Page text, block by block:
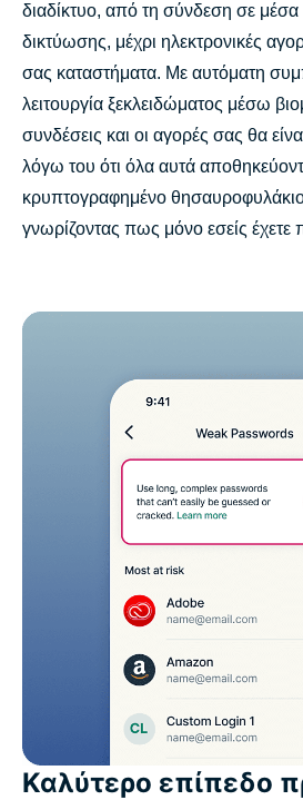
διαδίκτυο, από τη σύνδεση σε μέσα
δικτύωσης, μέχρι ηλεκτρονικές
σας καταστήματα. Με αυτόματη
λειτουργία ξεκλειδώματος μέσω
συνδέσεις και οι αγορές σας θα
λόγω του ότι όλα αυτά
κρυπτογραφημένο
γνωρίζοντας πως μόνο εσείς
Καλύτερο επίπεδο